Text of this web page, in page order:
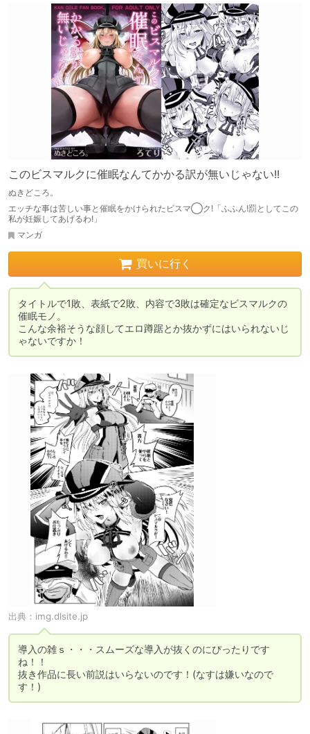
このビスマルクに催眠なんてかかる訳が無いじゃない!!
ぬきどころ。
エッチな事は苦しい事と催眠をかけられたビスマ◯ク!「ふふん!罰としてこの
私が妊娠してあげるわ!」
マンガ
買いに行く
タイトルで1敗、表紙で2敗、内容で3敗は確定なビスマルクの
催眠モノ。
こんな余裕そうな顔してエロ蹲踞とか抜かずにはいられないじ
ゃないですか！
出典： img.dlsite.jp
導入の雑ｓ・・・スムーズな導入が抜くのにぴったりです
ね！！
抜き作品に長い前説はいらないのです！(なすは嫌いなので
す！)